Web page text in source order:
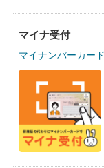
マイナ受付
マイナンバーカー